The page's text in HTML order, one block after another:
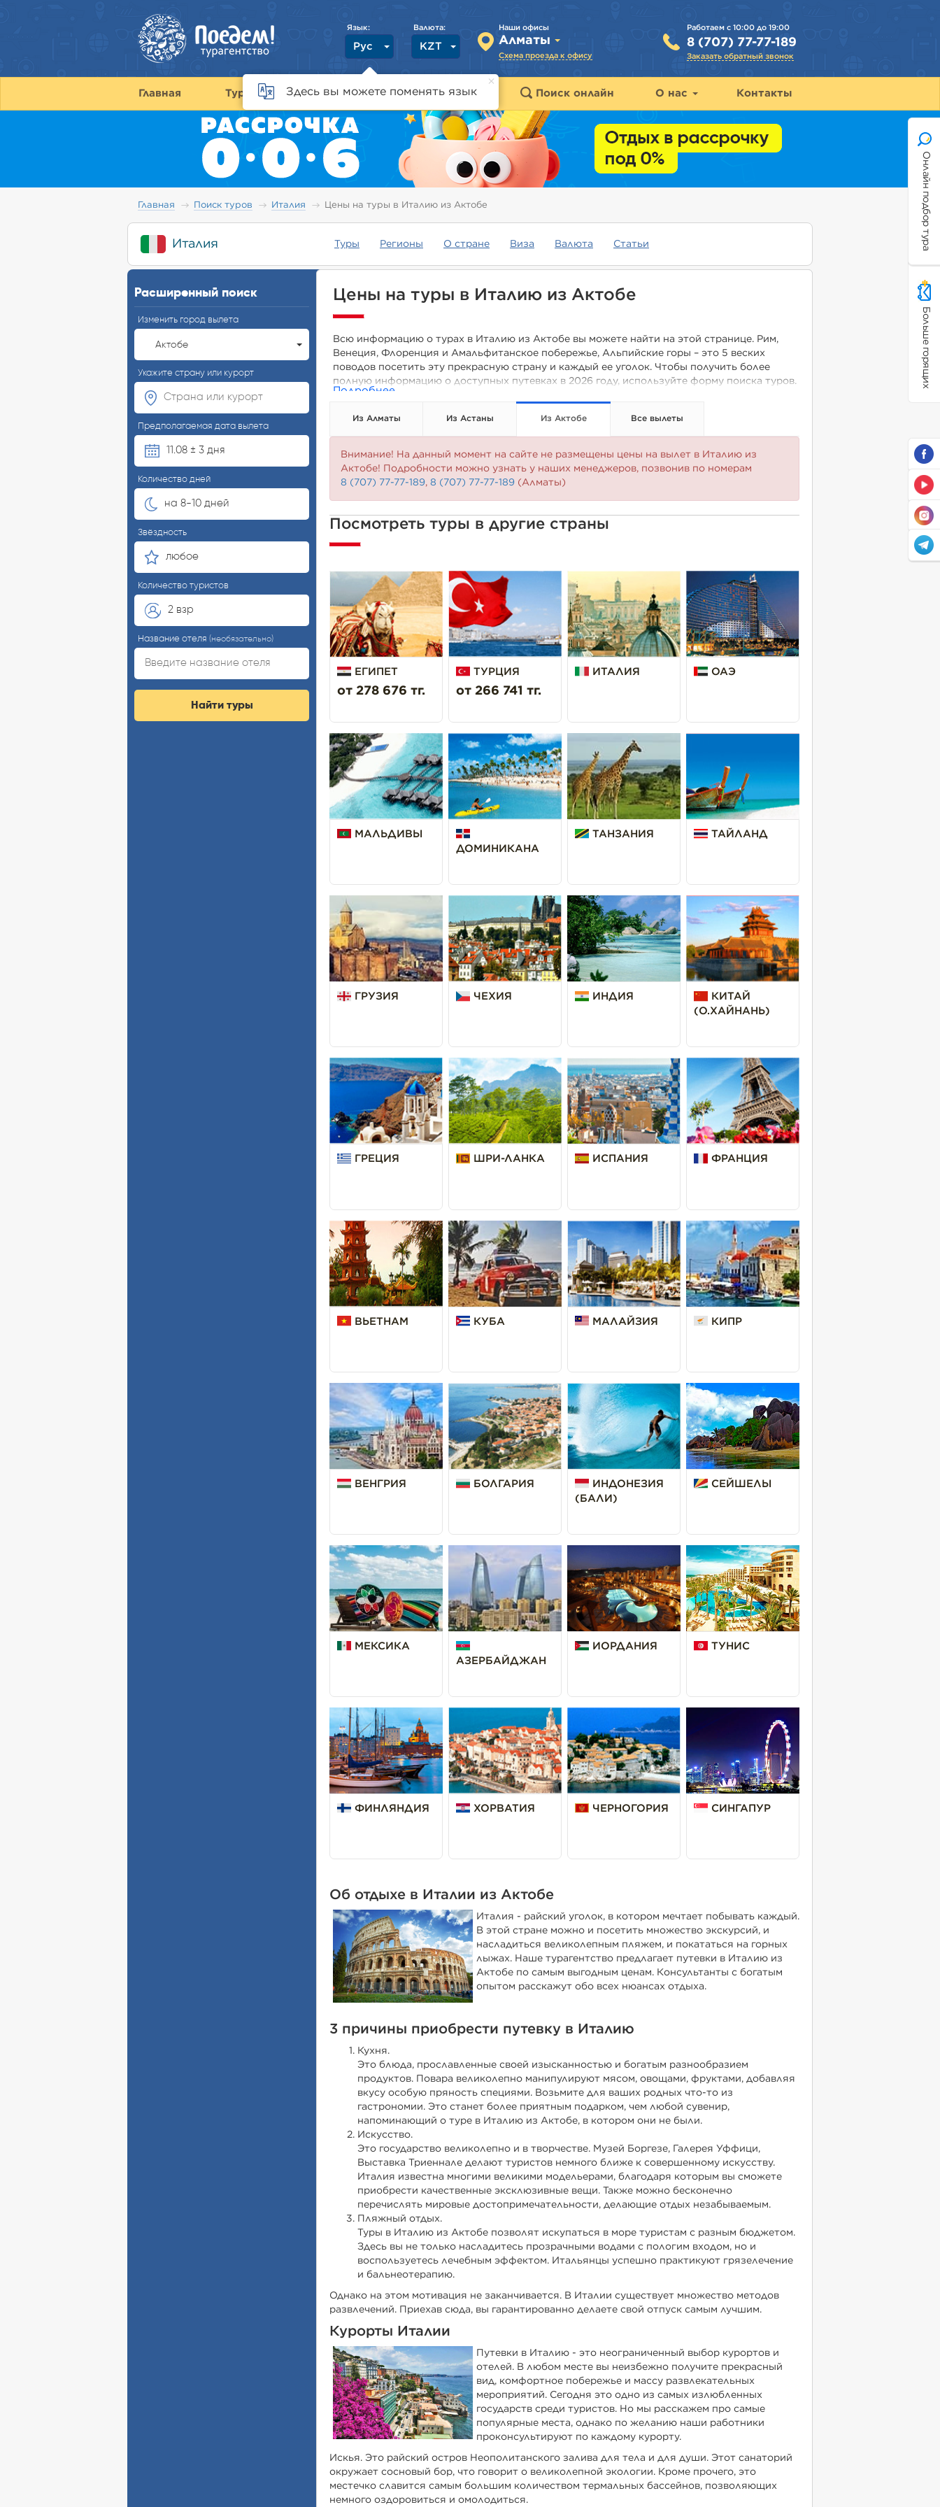
Работаем с 10:00 до 19:00
8 (707) 77-77-189
Заказать обратный звонок
Наши офисы
Алматы
Схема проезда к офису
Валюта:
KZT
Язык:
Рус
Здесь вы можете поменять язык
Главная Туры Страны Горящие туры Поиск онлайн О нас Контакты
Онлайн подбор тура
Больше горящих
Главная Поиск туров Италия Цены на туры в Италию из Актобе
Италия Туры Регионы О стране Виза Валюта Статьи
Расширенный поиск
Изменить город вылета
Актобе
Укажите страну или курорт
Предполагаемая дата вылета
11.08 ± 3 дня
Количество дней
на 8-10 дней
Звёздность
любое
Количество туристов
2 взр
Название отеля (необязательно)
Найти туры
Цены на туры в Италию из Актобе
Всю информацию о турах в Италию из Актобе вы можете найти на этой странице. Рим,
Венеция, Флоренция и Амальфитанское побережье, Альпийские горы – это 5 веских
поводов посетить эту прекрасную страну и каждый ее уголок. Чтобы получить более
полную информацию о доступных путевках в 2026 году, используйте форму поиска туров.
Подробнее
Из Алматы Из Астаны Из Актобе Все вылеты
Внимание! На данный момент на сайте не размещены цены на вылет в Италию из
Актобе! Подробности можно узнать у наших менеджеров, позвонив по номерам
8 (707) 77-77-189, 8 (707) 77-77-189 (Алматы)
Посмотреть туры в другие страны
ЕГИПЕТ
от 278 676 тг.
ТУРЦИЯ
от 266 741 тг.
ИТАЛИЯ ОАЭ
МАЛЬДИВЫ
ДОМИНИКАНА
ТАНЗАНИЯ ТАЙЛАНД
ГРУЗИЯ ЧЕХИЯ ИНДИЯ
КИТАЙ
(О.ХАЙНАНЬ)
ГРЕЦИЯ ШРИ-ЛАНКА ИСПАНИЯ ФРАНЦИЯ
ВЬЕТНАМ КУБА МАЛАЙЗИЯ КИПР
ВЕНГРИЯ БОЛГАРИЯ
ИНДОНЕЗИЯ
(БАЛИ)
СЕЙШЕЛЫ
МЕКСИКА
АЗЕРБАЙДЖАН
ИОРДАНИЯ ТУНИС
ФИНЛЯНДИЯ ХОРВАТИЯ ЧЕРНОГОРИЯ СИНГАПУР
Об отдыхе в Италии из Актобе
Италия - райский уголок, в котором мечтает побывать каждый.
В этой стране можно и посетить множество экскурсий, и
насладиться великолепным пляжем, и покататься на горных
лыжах. Наше турагентство предлагает путевки в Италию из
Актобе по самым выгодным ценам. Консультанты с богатым
опытом расскажут обо всех нюансах отдыха.
3 причины приобрести путевку в Италию
Кухня.
Это блюда, прославленные своей изысканностью и богатым разнообразием
продуктов. Повара великолепно манипулируют мясом, овощами, фруктами, добавляя
вкусу особую пряность специями. Возьмите для ваших родных что-то из
гастрономии. Это станет более приятным подарком, чем любой сувенир,
напоминающий о туре в Италию из Актобе, в котором они не были.
Искусство.
Это государство великолепно и в творчестве. Музей Боргезе, Галерея Уффици,
Выставка Триеннале делают туристов немного ближе к совершенному искусству.
Италия известна многими великими модельерами, благодаря которым вы сможете
приобрести качественные эксклюзивные вещи. Также можно бесконечно
перечислять мировые достопримечательности, делающие отдых незабываемым.
Пляжный отдых.
Туры в Италию из Актобе позволят искупаться в море туристам с разным бюджетом.
Здесь вы не только насладитесь прозрачными водами с пологим входом, но и
воспользуетесь лечебным эффектом. Итальянцы успешно практикуют грязелечение
и бальнеотерапию.
Однако на этом мотивация не заканчивается. В Италии существует множество методов
развлечений. Приехав сюда, вы гарантированно делаете свой отпуск самым лучшим.
Курорты Италии
Путевки в Италию - это неограниченный выбор курортов и
отелей. В любом месте вы неизбежно получите прекрасный
вид, комфортное побережье и массу развлекательных
мероприятий. Сегодня это одно из самых излюбленных
государств среди туристов. Но мы расскажем про самые
популярные места, однако по желанию наши работники
проконсультируют по каждому курорту.
Искья. Это райский остров Неополитанского залива для тела и для души. Этот санаторий
окружает сосновый бор, что говорит о великолепной экологии. Кроме прочего, это
местечко славится самым большим количеством термальных бассейнов, позволяющих
немного оздоровиться и омолодиться.